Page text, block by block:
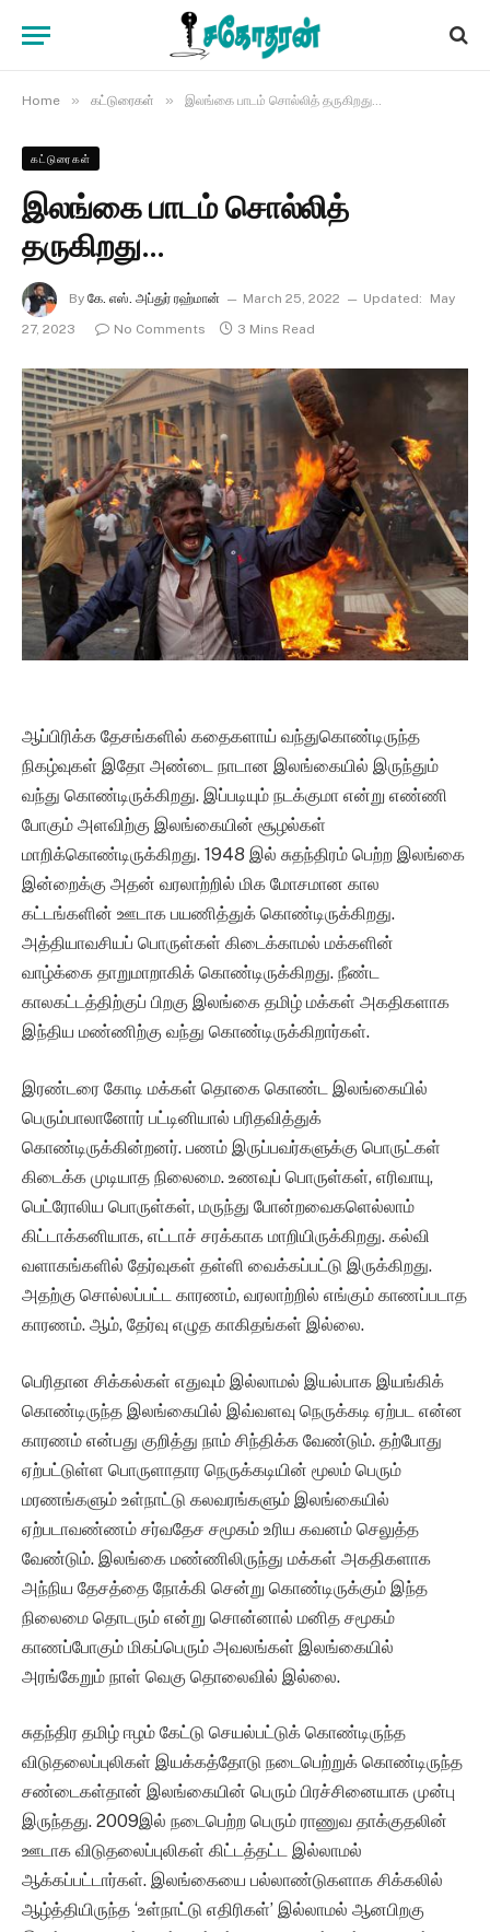
Home » கட்டுரைகள் » இலங்கை பாடம் சொல்லித் தருகிறது…
கட்டுரைகள்
இலங்கை பாடம் சொல்லித்
தருகிறது…
By கே. எஸ். அப்துர் ரஹ்மான் March 25, 2022 Updated:
May
27, 2023
No Comments 3 Mins Read
ஆப்பிரிக்க தேசங்களில் கதைகளாய் வந்துகொண்டிருந்த
நிகழ்வுகள் இதோ அண்டை நாடான இலங்கையில் இருந்தும்
வந்து கொண்டிருக்கிறது. இப்படியும் நடக்குமா என்று எண்ணி
போகும் அளவிற்கு இலங்கையின் சூழல்கள்
மாறிக்கொண்டிருக்கிறது. 1948 இல் சுதந்திரம் பெற்ற இலங்கை
இன்றைக்கு அதன் வரலாற்றில் மிக மோசமான கால
கட்டங்களின் ஊடாக பயணித்துக் கொண்டிருக்கிறது.
அத்தியாவசியப் பொருள்கள் கிடைக்காமல் மக்களின்
வாழ்க்கை தாறுமாறாகிக் கொண்டிருக்கிறது. நீண்ட
காலகட்டத்திற்குப் பிறகு இலங்கை தமிழ் மக்கள் அகதிகளாக
இந்திய மண்ணிற்கு வந்து கொண்டிருக்கிறார்கள்.
இரண்டரை கோடி மக்கள் தொகை கொண்ட இலங்கையில்
பெரும்பாலானோர் பட்டினியால் பரிதவித்துக்
கொண்டிருக்கின்றனர். பணம் இருப்பவர்களுக்கு பொருட்கள்
கிடைக்க முடியாத நிலைமை. உணவுப் பொருள்கள், எரிவாயு,
பெட்ரோலிய பொருள்கள், மருந்து போன்றவைகளெல்லாம்
கிட்டாக்கனியாக, எட்டாச் சரக்காக மாறியிருக்கிறது. கல்வி
வளாகங்களில் தேர்வுகள் தள்ளி வைக்கப்பட்டு இருக்கிறது.
அதற்கு சொல்லப்பட்ட காரணம், வரலாற்றில் எங்கும் காணப்படாத
காரணம். ஆம், தேர்வு எழுத காகிதங்கள் இல்லை.
பெரிதான சிக்கல்கள் எதுவும் இல்லாமல் இயல்பாக இயங்கிக்
கொண்டிருந்த இலங்கையில் இவ்வளவு நெருக்கடி ஏற்பட என்ன
காரணம் என்பது குறித்து நாம் சிந்திக்க வேண்டும். தற்போது
ஏற்பட்டுள்ள பொருளாதார நெருக்கடியின் மூலம் பெரும்
மரணங்களும் உள்நாட்டு கலவரங்களும் இலங்கையில்
ஏற்படாவண்ணம் சர்வதேச சமூகம் உரிய கவனம் செலுத்த
வேண்டும். இலங்கை மண்ணிலிருந்து மக்கள் அகதிகளாக
அந்நிய தேசத்தை நோக்கி சென்று கொண்டிருக்கும் இந்த
நிலைமை தொடரும் என்று சொன்னால் மனித சமூகம்
காணப்போகும் மிகப்பெரும் அவலங்கள் இலங்கையில்
அரங்கேறும் நாள் வெகு தொலைவில் இல்லை.
சுதந்திர தமிழ் ஈழம் கேட்டு செயல்பட்டுக் கொண்டிருந்த
விடுதலைப்புலிகள் இயக்கத்தோடு நடைபெற்றுக் கொண்டிருந்த
சண்டைகள்தான் இலங்கையின் பெரும் பிரச்சினையாக முன்பு
இருந்தது. 2009இல் நடைபெற்ற பெரும் ராணுவ தாக்குதலின்
ஊடாக விடுதலைப்புலிகள் கிட்டத்தட்ட இல்லாமல்
ஆக்கப்பட்டார்கள். இலங்கையை பல்லாண்டுகளாக சிக்கலில்
ஆழ்த்தியிருந்த ‘உள்நாட்டு எதிரிகள்’ இல்லாமல் ஆனபிறகு